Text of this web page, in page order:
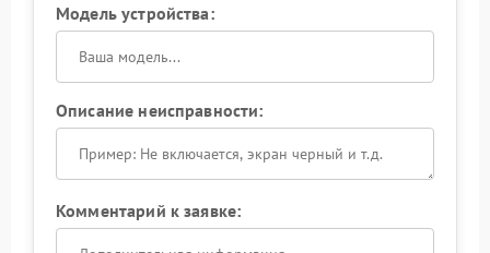
Модель устройства:
Описание неисправности:
Комментарий к заявке: